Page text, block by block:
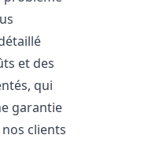
et des
qui
garantie
clients